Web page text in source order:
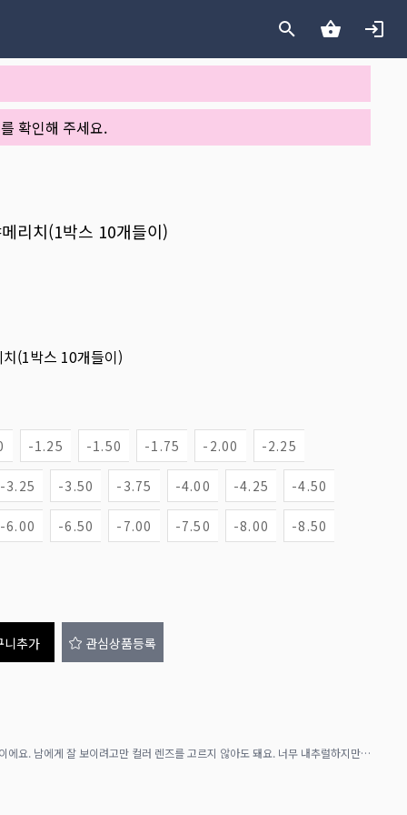
확인해 주세요.
리치(1박스 10개들이)
(1박스 10개들이)
-1.25 -1.50 -1.75 -2.00 -2.25
-3.25 -3.50 -3.75 -4.00 -4.25 -4.50
-6.00 -6.50 -7.00 -7.50 -8.00 -8.50
니추가 관심상품등록
【아자토사】란 자기 자신을 긍정하는 강함이에요. 남에게 잘 보이려고만 컬러 렌즈를 고르지 않아도 돼요. 너무 내추럴하지만은 않은, 나만의 의지가 담긴 렌즈로 특별한 매일을 더 욕심